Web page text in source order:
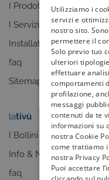
I Prodotti
I Servizi
Installatori
faq
Sitemap
lativù
I Bollini
Info & News
faq
Utilizziamo i
servizi e
nostro sito.
permettere il
Solo previo tuo
ulteriori
effettuare
comportamenti
profilazione,
messaggi
contenuti da te
informazioni su
nostra Cookie
come trattiamo
nostra Privacy
Puoi accettare